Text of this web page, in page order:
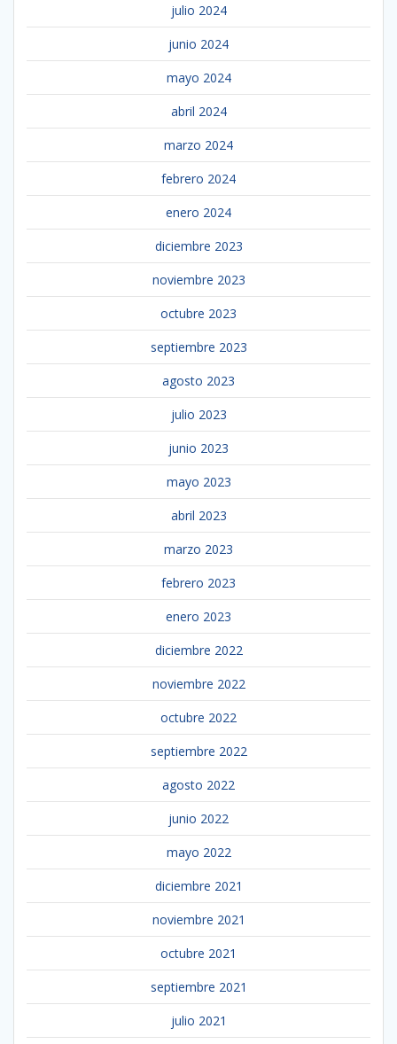
julio 2024
junio 2024
mayo 2024
abril 2024
marzo 2024
febrero 2024
enero 2024
diciembre 2023
noviembre 2023
octubre 2023
septiembre 2023
agosto 2023
julio 2023
junio 2023
mayo 2023
abril 2023
marzo 2023
febrero 2023
enero 2023
diciembre 2022
noviembre 2022
octubre 2022
septiembre 2022
agosto 2022
junio 2022
mayo 2022
diciembre 2021
noviembre 2021
octubre 2021
septiembre 2021
julio 2021